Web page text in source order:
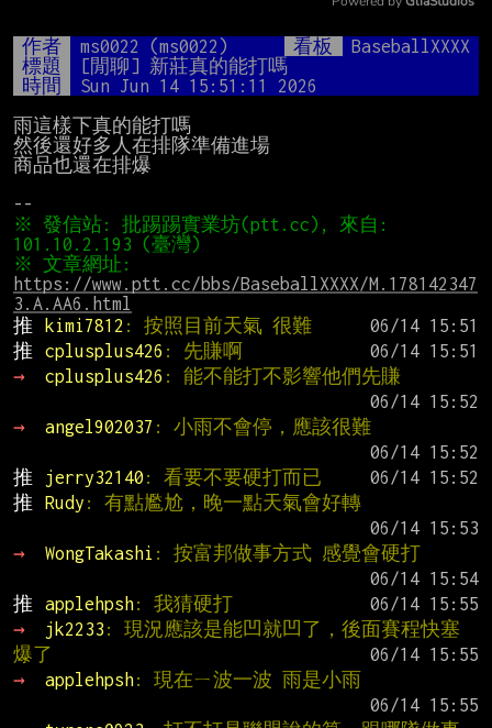
Mute
作者 ms0022 (ms0022) 看板
BaseballXXXX
標題
[閒聊] 新莊真的能打嗎
時間
Sun Jun 14 15:51:11 2026
雨這樣下真的能打嗎
然後還好多人在排隊準備進場
商品也還在排爆
※ 發信站: 批踢踢實業坊(ptt.cc), 來自:
https://www.ptt.cc/bbs/BaseballXXXX/M.178142347
3.A.AA6.html
推
kimi7812 : 按照目前天氣 很難
推
cplusplus426 : 先賺啊
→
cplusplus426 : 能不能打不影響他們先賺
→
angel902037 : 小雨不會停，應該很難
推
jerry32140 : 看要不要硬打而已
推
Rudy : 有點尷尬，晚一點天氣會好轉
→
WongTakashi : 按富邦做事方式 感覺會硬打
推
applehpsh: 我猜硬打
→
jk2233 : 現況應該是能凹就凹了，後面賽程快塞
爆了
→
applehpsh: 現在ㄧ波一波 雨是小雨